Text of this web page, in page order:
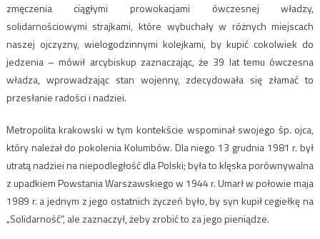
zmęczenia ciągłymi prowokacjami ówczesnej władzy,
solidarnościowymi strajkami, które wybuchały w różnych miejscach
naszej ojczyzny, wielogodzinnymi kolejkami, by kupić cokolwiek do
jedzenia – mówił arcybiskup zaznaczając, że 39 lat temu ówczesna
władza, wprowadzając stan wojenny, zdecydowała się złamać to
przesłanie radości i nadziei.
Metropolita krakowski w tym kontekście wspominał swojego śp. ojca,
który należał do pokolenia Kolumbów. Dla niego 13 grudnia 1981 r. był
utratą nadziei na niepodległość dla Polski; była to klęska porównywalna
z upadkiem Powstania Warszawskiego w 1944 r. Umarł w połowie maja
1989 r. a jednym z jego ostatnich życzeń było, by syn kupił cegiełkę na
„Solidarność”, ale zaznaczył, żeby zrobić to za jego pieniądze.